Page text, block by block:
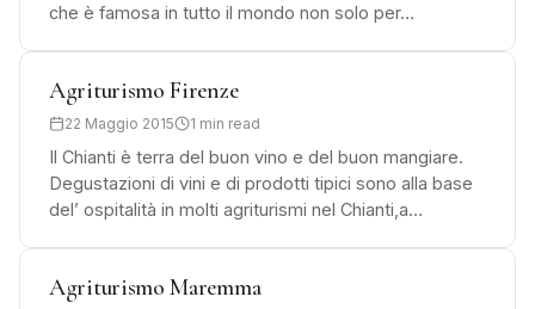
che è famosa in tutto il mondo non solo per…
Agriturismo Firenze
22 Maggio 2015 1 min read
Il Chianti è terra del buon vino e del buon mangiare.
Degustazioni di vini e di prodotti tipici sono alla base
del’ ospitalità in molti agriturismi nel Chianti,a…
Agriturismo Maremma